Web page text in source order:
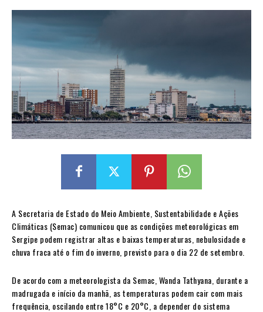
A Secretaria de Estado do Meio Ambiente, Sustentabilidade e Ações
Climáticas (Semac) comunicou que as condições meteorológicas em
Sergipe podem registrar altas e baixas temperaturas, nebulosidade e
chuva fraca até o fim do inverno, previsto para o dia 22 de setembro.
De acordo com a meteorologista da Semac, Wanda Tathyana, durante a
madrugada e início da manhã, as temperaturas podem cair com mais
frequência, oscilando entre 18°C e 20°C, a depender do sistema